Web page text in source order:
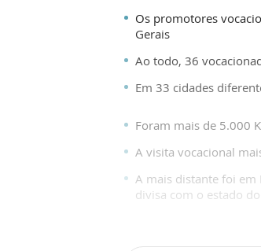
Os promotores
Gerais
Ao todo, 36
Em 33 cidades
Foram mais de 5.000
A visita vocacional
A mais distante foi em
divisa com o estado